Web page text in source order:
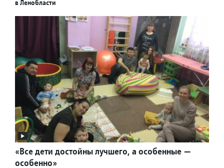
в Ленобласти
«Все дети достойны лучшего, а особенные —
особенно»